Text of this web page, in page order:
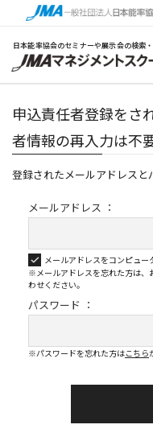
日本能率協会のセミナーや展示会の検索
申込責任者登録をさ
者情報の再入力は不
登録されたメールアドレスと
メールアドレス ：
メールアドレスをコンピュー
※メールアドレスを忘れた方は、
わせください。
パスワード ：
※パスワードを忘れた方はこちら